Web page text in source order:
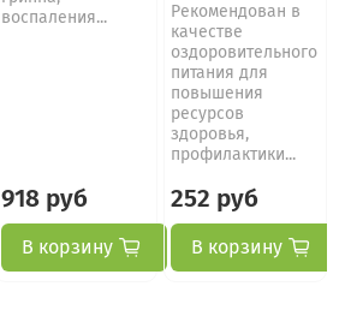
воспаления...
918 руб
В корзину
Рекомендован в
качестве
оздоровительного
питания для
повышения
ресурсов
здоровья,
профилактики...
252 руб
В корзину